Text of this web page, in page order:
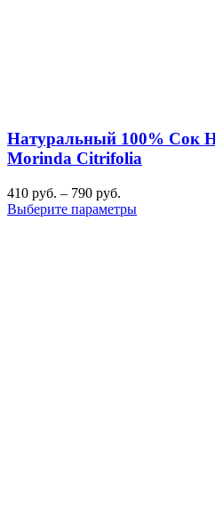
Натуральный 100% Сок
Morinda Citrifolia
410 руб. – 790 руб.
Выберите параметры